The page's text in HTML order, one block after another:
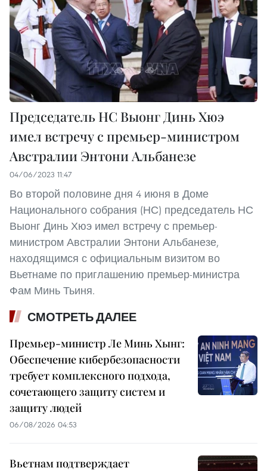
Председатель НС Выонг Динь Хюэ
имел встречу с премьер-министром
Австралии Энтони Альбанезе
04/06/2023 11:47
Во второй половине дня 4 июня в Доме
Национального собрания (НС) председатель НС
Выонг Динь Хюэ имел встречу с премьер-
министром Австралии Энтони Альбанезе,
находящимся с официальным визитом во
Вьетнаме по приглашению премьер-министра
Фам Минь Тьиня.
СМОТРЕТЬ ДАЛЕЕ
Премьер-министр Ле Минь Хынг:
Обеспечение кибербезопасности
требует комплексного подхода,
сочетающего защиту систем и
защиту людей
06/08/2026 04:53
Вьетнам подтверждает